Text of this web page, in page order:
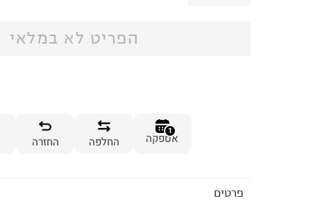
הפריט לא במלאי
1
אספקה החלפה החזרה
פרטים